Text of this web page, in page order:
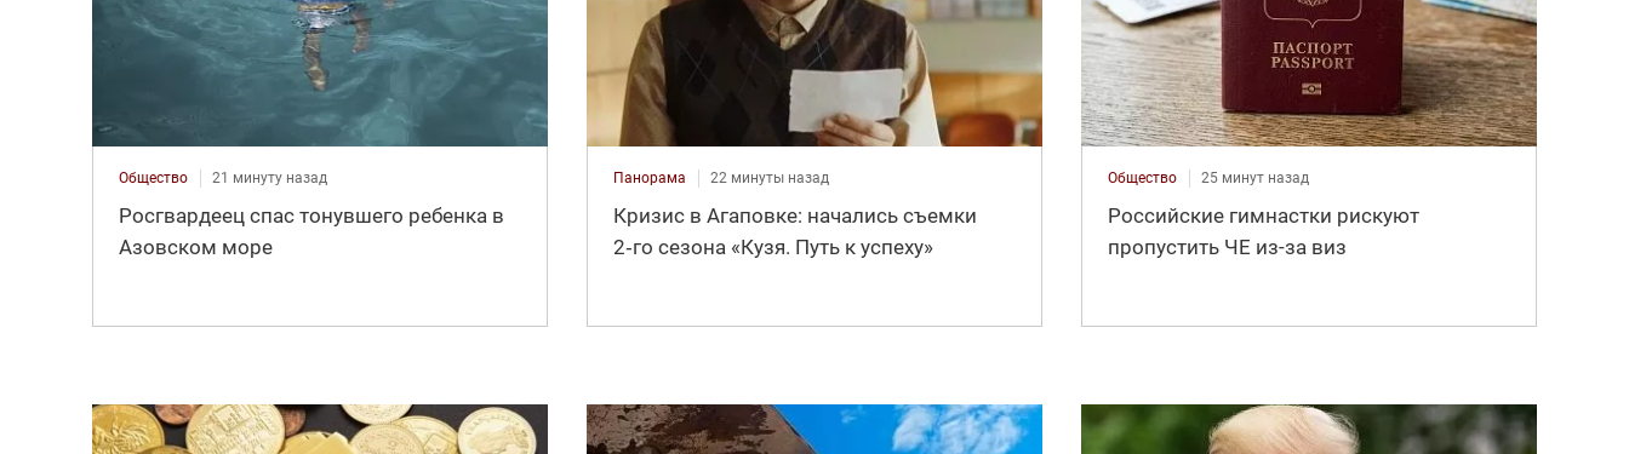
Общество 21 минуту назад
Росгвардеец спас тонувшего ребенка в
Азовском море
Панорама 22 минуты назад
Кризис в Агаповке: начались съемки
2‑го сезона «Кузя. Путь к успеху»
Общество 25 минут назад
Российские гимнастки рискуют
пропустить ЧЕ из-за виз